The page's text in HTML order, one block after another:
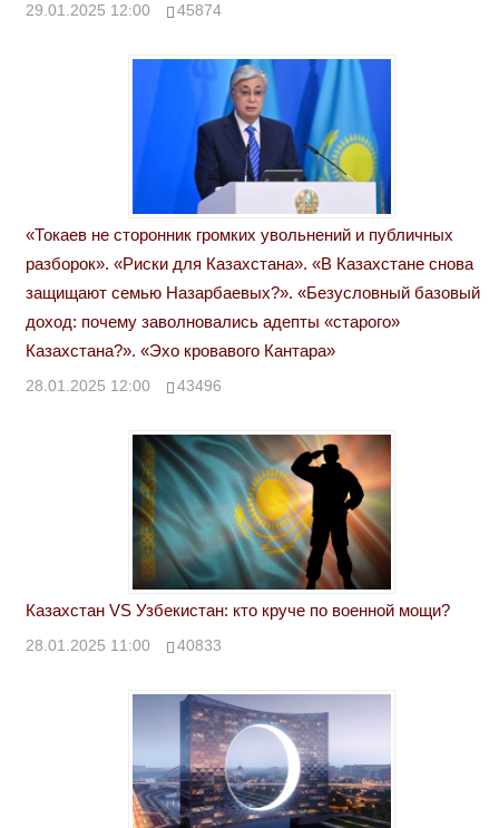
29.01.2025 12:00 45874
«Токаев не сторонник громких увольнений и публичных
разборок». «Риски для Казахстана». «В Казахстане снова
защищают семью Назарбаевых?». «Безусловный базовый
доход: почему заволновались адепты «старого»
Казахстана?». «Эхо кровавого Кантара»
28.01.2025 12:00 43496
Казахстан VS Узбекистан: кто круче по военной мощи?
28.01.2025 11:00 40833